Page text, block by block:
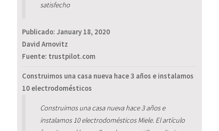
satisfecho
Publicado: January 18, 2020
David Arnovitz
Fuente: trustpilot.com
Construimos una casa nueva hace 3 años e instalamos
10 electrodomésticos
Construimos una casa nueva hace 3 años e
instalamos 10 electrodomésticos Miele. El artículo